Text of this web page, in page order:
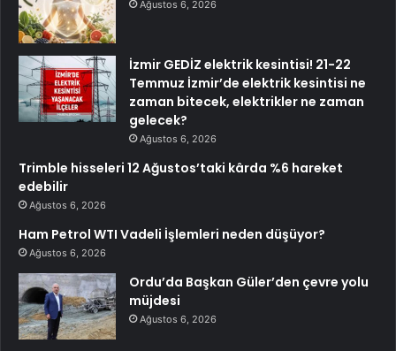
Ağustos 6, 2026
İzmir GEDİZ elektrik kesintisi! 21-22
Temmuz İzmir’de elektrik kesintisi ne
zaman bitecek, elektrikler ne zaman
gelecek?
Ağustos 6, 2026
Trimble hisseleri 12 Ağustos’taki kârda %6 hareket
edebilir
Ağustos 6, 2026
Ham Petrol WTI Vadeli İşlemleri neden düşüyor?
Ağustos 6, 2026
Ordu’da Başkan Güler’den çevre yolu
müjdesi
Ağustos 6, 2026